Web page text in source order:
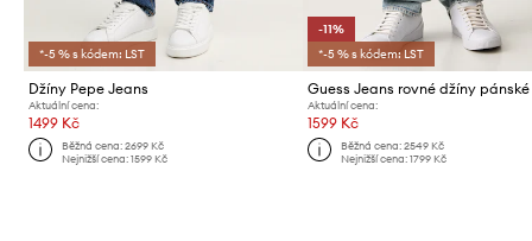
*-5 % s kódem: LST
Džíny Pepe Jeans
Aktuální cena:
1499 Kč
Běžná cena:2699 Kč
Nejnižší cena:1599 Kč
-11%
*-5 % s kódem: LST
Guess Jeans rovné džíny pánské
Aktuální cena:
1599 Kč
Běžná cena: 2549 Kč
Nejnižší cena: 1799 Kč